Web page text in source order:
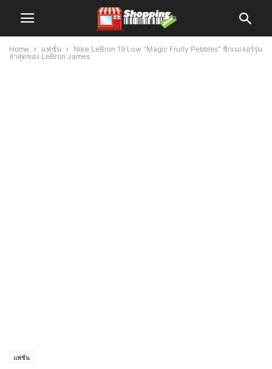
Home แฟชั่น
Nike LeBron 19 Low “Magic Fruity Pebbles” ซิกเนเจอร์รุ่น
ล่าสุดของ LeBron James
แฟชั่น